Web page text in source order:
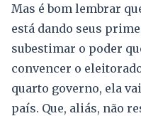
Mas é bom lembrar
está dando seus
subestimar o poder
convencer o
quarto governo, ela
país. Que, aliás, não